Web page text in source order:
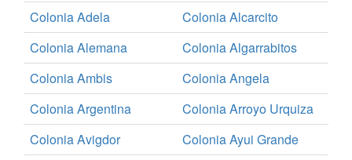
Colonia Adela
Colonia Alcarcito
Colonia Alemana
Colonia Algarrabitos
Colonia Ambis
Colonia Angela
Colonia Argentina
Colonia Arroyo Urquiza
Colonia Avigdor
Colonia Ayui Grande